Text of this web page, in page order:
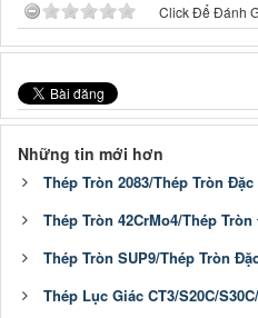
Click Để Đánh
Những tin mới hơn
Thép Tròn 2083/Thép Tròn Đặc
Thép Tròn 42CrMo4/Thép Tròn
Thép Tròn SUP9/Thép Tròn
Thép Lục Giác CT3/S20C/